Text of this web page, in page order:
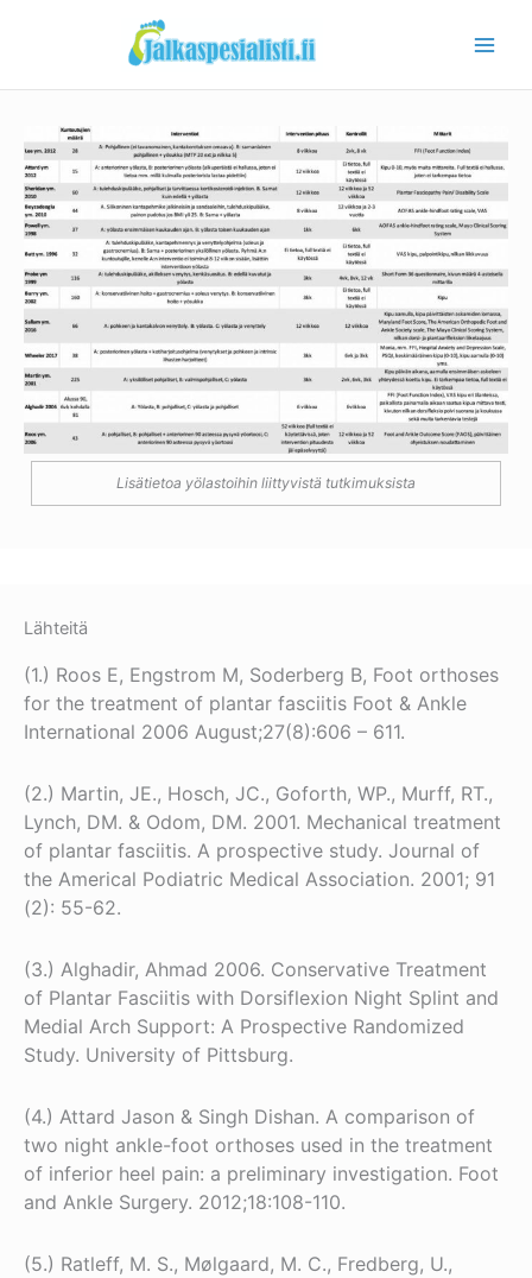
Lisätietoa yölastoihin liittyvistä tutkimuksista
Lähteitä
(1.) Roos E, Engstrom M, Soderberg B, Foot orthoses
for the treatment of plantar fasciitis Foot & Ankle
International 2006 August;27(8):606 – 611.
(2.) Martin, JE., Hosch, JC., Goforth, WP., Murff, RT.,
Lynch, DM. & Odom, DM. 2001. Mechanical treatment
of plantar fasciitis. A prospective study. Journal of
the Americal Podiatric Medical Association. 2001; 91
(2): 55-62.
(3.) Alghadir, Ahmad 2006. Conservative Treatment
of Plantar Fasciitis with Dorsiflexion Night Splint and
Medial Arch Support: A Prospective Randomized
Study. University of Pittsburg.
(4.) Attard Jason & Singh Dishan. A comparison of
two night ankle-foot orthoses used in the treatment
of inferior heel pain: a preliminary investigation. Foot
and Ankle Surgery. 2012;18:108-110.
(5.) Ratleff, M. S., Mølgaard, M. C., Fredberg, U.,